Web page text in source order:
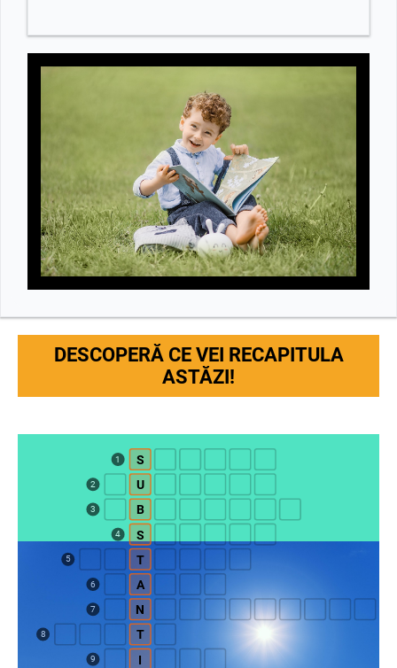
DESCOPERĂ CE VEI RECAPITULA
ASTĂZI!
1 S
2 U
3 B
4 S
5 T
6 A
7 N
8 T
9 I